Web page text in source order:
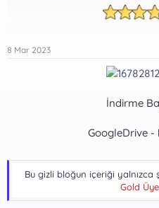
8 Mar 2023
İndirme
GoogleDrive -
Bu gizli bloğun içeriği yalnızca
Gold